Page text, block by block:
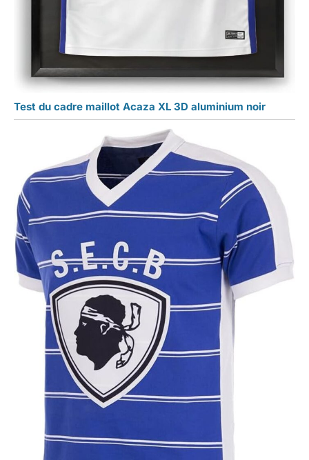
Test du cadre maillot Acaza XL 3D aluminium noir